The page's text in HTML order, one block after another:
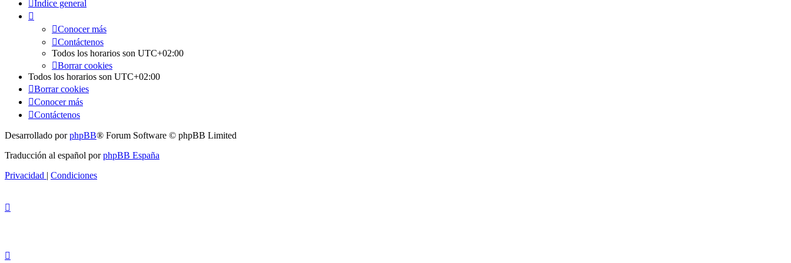
Índice general
Conocer más
Contáctenos
Todos los horarios son UTC+02:00
Borrar cookies
Todos los horarios son UTC+02:00
Borrar cookies
Conocer más
Contáctenos
Desarrollado porphpBB® Forum Software © phpBB Limited
Traducción al español porphpBB España
Privacidad | Condiciones